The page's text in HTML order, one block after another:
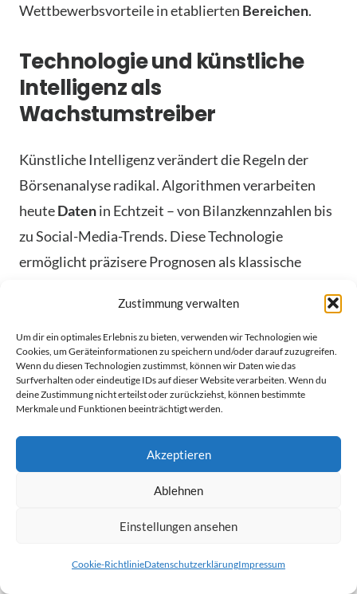
Zustimmung verwalten
Um dir ein optimales Erlebnis zu bieten, verwenden wir Technologien wie
Cookies, um Geräteinformationen zu speichern und/oder darauf zuzugreifen.
Wenn du diesen Technologien zustimmst, können wir Daten wie das
Surfverhalten oder eindeutige IDs auf dieser Website verarbeiten. Wenn du
deine Zustimmung nicht erteilst oder zurückziehst, können bestimmte
Merkmale und Funktionen beeinträchtigt werden.
Akzeptieren
Ablehnen
Einstellungen ansehen
Cookie-RichtlinieDatenschutzerklärungImpressum
Wettbewerbsvorteile in etablierten Bereichen.
Technologie und künstliche
Intelligenz als
Wachstumstreiber
Künstliche Intelligenz verändert die Regeln der
Börsenanalyse radikal. Algorithmen verarbeiten
heuteDatenin Echtzeit – von Bilanzkennzahlen bis
zu Social-Media-Trends. Diese Technologie
ermöglicht präzisere Prognosen als klassische
Einsatz von KI in der Aktienanalyse
Moderne Tools erkennen Muster in
Quartalsberichten, die menschliche Analysten
prognostiziert Kursbewegungen mit 87%
Trefferquote bei Large-Cap-Aktien.
Geschäftsberichten